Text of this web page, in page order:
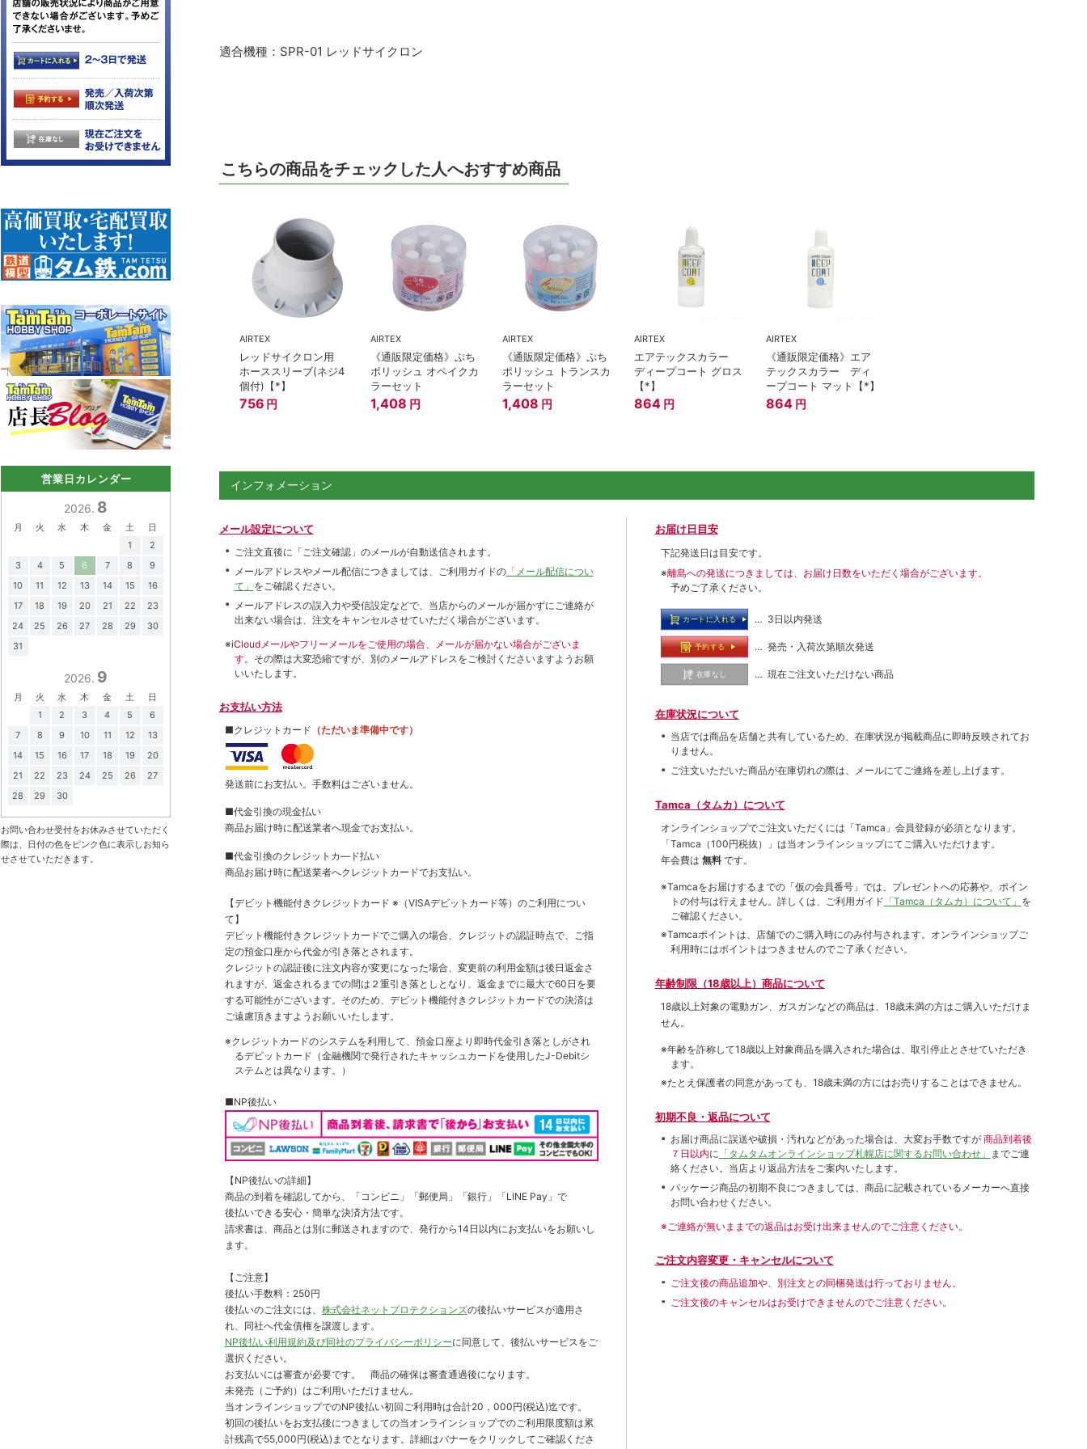
適合機種：SPR-01 レッドサイクロン
こちらの商品をチェックした人へおすすめ商品
AIRTEX
レッドサイクロン用
ホーススリーブ(ネジ4
個付)【*】
756 円
AIRTEX
《通販限定価格》ぷち
ポリッシュ オペイクカ
ラーセット
1,408 円
AIRTEX
《通販限定価格》ぷち
ポリッシュ トランスカ
ラーセット
1,408 円
AIRTEX
エアテックスカラー
ディープコート グロス
【*】
864 円
AIRTEX
《通販限定価格》エア
テックスカラー ディ
ープコート マット【*】
864 円
インフォメーション
メール設定について
ご注文直後に「ご注文確認」のメールが自動送信されます。
メールアドレスやメール配信につきましては、ご利用ガイドの「メール配信につい
て」 をご確認ください。
メールアドレスの誤入力や受信設定などで、当店からのメールが届かずにご連絡が
出来ない場合は、注文をキャンセルさせていただく場合がございます。
※iCloudメールやフリーメールをご使用の場合、メールが届かない場合がございま
す。 その際は大変恐縮ですが、別のメールアドレスをご検討くださいますようお願
いいたします。
お支払い方法
■クレジットカード （ただいま準備中です）
発送前にお支払い。手数料はございません。
■代金引換の現金払い
商品お届け時に配送業者へ現金でお支払い。
■代金引換のクレジットカ―ド払い
商品お届け時に配送業者へクレジットカードでお支払い。
【デビット機能付きクレジットカード ※（VISAデビットカード等） のご利用につい
て】
デビット機能付きクレジットカードでご購入の場合、クレジットの認証時点で、ご指
定の預金口座から代金が引き落とされます。
クレジットの認証後に注文内容が変更になった場合、変更前の利用金額は後日返金さ
れますが、返金されるまでの間は２重引き落としとなり、返金までに最大で60日を要
する可能性がございます。そのため、デビット機能付きクレジットカードでの決済は
ご遠慮頂きますようお願いいたします。
※クレジットカードのシステムを利用して、預金口座より即時代金引き落としがされ
るデビットカード（金融機関で発行されたキャッシュカードを使用したJ-Debitシ
ステムとは異なります。）
■NP後払い
【NP後払いの詳細】
商品の到着を確認してから、「コンビニ」「郵便局」「銀行」「LINE Pay」で
後払いできる安心・簡単な決済方法です。
請求書は、商品とは別に郵送されますので、発行から14日以内にお支払いをお願いし
ます。
【ご注意】
後払い手数料：250円
後払いのご注文には、 株式会社ネットプロテクションズの後払いサービスが適用さ
れ、同社へ代金債権を譲渡します。
NP後払い利用規約及び同社のプライバシーポリシーに同意して、後払いサービスをご
選択ください。
お支払いには審査が必要です。 商品の確保は審査通過後になります。
未発売（ご予約）はご利用いただけません。
当オンラインショップでのNP後払い初回ご利用時は合計20，000円(税込)迄です。
初回の後払いをお支払後につきましての当オンラインショップでのご利用限度額は累
計残高で55,000円(税込)までとなります。詳細はバナーをクリックしてご確認くださ
お届け日目安
下記発送日は目安です。
※離島への発送につきましては、お届け日数をいただく場合がございます。
予めご了承ください。
カートに入れる … 3日以内発送
予約する … 発売・入荷次第順次発送
在庫なし … 現在ご注文いただけない商品
在庫状況について
当店では商品を店舗と共有しているため、在庫状況が掲載商品に即時反映されてお
りません。
ご注文いただいた商品が在庫切れの際は、メールにてご連絡を差し上げます。
Tamca（タムカ）について
オンラインショップでご注⽂いただくには「Tamca」会員登録が必須となります。
「Tamca （100円税抜）
」は当オンラインショップにてご購⼊いただけます。
年会費は 無料 です。
※Tamcaをお届けするまでの「仮の会員番号」では、プレゼントへの応募や、ポイン
トの付与は⾏えません。詳しくは、ご利⽤ガイド 「Tamca（タムカ）について」 を
ご確認ください。
※Tamcaポイントは、店舗でのご購⼊時にのみ付与されます。オンラインショップご
利用時にはポイントはつきませんのでご了承ください。
年齢制限（18歳以上）商品について
18歳以上対象の電動ガン、ガスガンなどの商品は、18歳未満の方はご購入いただけま
せん。
※年齢を詐称して18歳以上対象商品を購入された場合は、取引停止とさせていただき
ます。
※たとえ保護者の同意があっても、18歳未満の方にはお売りすることはできません。
初期不良・返品について
お届け商品に誤送や破損・汚れなどがあった場合は、大変お手数ですが 商品到着後
７日以内に 「タムタムオンラインショップ札幌店に関するお問い合わせ」 までご連
絡ください。当店より返品方法をご案内いたします。
パッケージ商品の初期不良につきましては、商品に記載されているメーカーへ直接
お問い合わせください。
※ご連絡が無いままでの返品はお受け出来ませんのでご注意ください。
ご注文内容変更・キャンセルについて
ご注文後の商品追加や、別注文との同梱発送は行っておりません。
ご注文後のキャンセルはお受けできませんのでご注意ください。
営業日カレンダー
2026. 8
月 火 水 木 金 土
日
1
2
3
4 5 6 7 8
9
10
11 12 13 14 15
16
17
18 19 20 21 22
23
24
25 26 27 28 29
30
31
2026. 9
月 火 水 木 金 土
日
1
2 3 4 5
6
7
8 9 10 11 12
13
14
15 16 17 18 19
20
21
22 23 24 25 26
27
28
29 30
お問い合わせ受付をお休みさせていただく
際は、日付の色をピンク色に表示しお知ら
せさせていただきます。